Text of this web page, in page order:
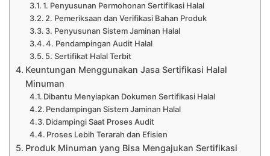
1. Penyusunan Permohonan Sertifikasi Halal
2. Pemeriksaan dan Verifikasi Bahan Produk
3. Penyusunan Sistem Jaminan Halal
4. Pendampingan Audit Halal
5. Sertifikat Halal Terbit
Keuntungan Menggunakan Jasa Sertifikasi Halal
Minuman
Dibantu Menyiapkan Dokumen Sertifikasi Halal
Pendampingan Sistem Jaminan Halal
Didampingi Saat Proses Audit
Proses Lebih Terarah dan Efisien
Produk Minuman yang Bisa Mengajukan Sertifikasi